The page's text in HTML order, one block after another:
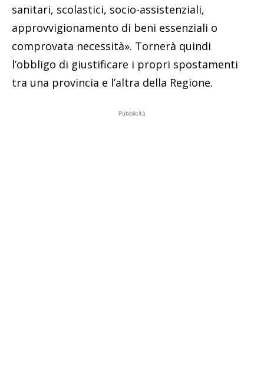
sanitari, scolastici, socio-assistenziali,
approvvigionamento di beni essenziali o
comprovata necessità». Tornerà quindi
l’obbligo di giustificare i propri spostamenti
tra una provincia e l’altra della Regione.
Pubblicità